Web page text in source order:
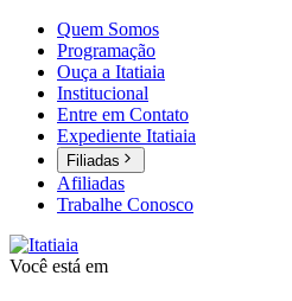
Quem Somos
Programação
Ouça a Itatiaia
Institucional
Entre em Contato
Expediente Itatiaia
Filiadas
Afiliadas
Trabalhe Conosco
Você está em